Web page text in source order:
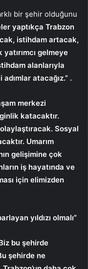
bir şehir olduğunu
yaptıkça Trabzon
istihdam artacak,
gelmeye
alanlarıyla
adımlar atacağız.” .
merkezi
katacaktır.
Sosyal
Umarım
gelişimine çok
iş hayatında ve
için elimizden
yıldızı olmalı”
bu şehirde
şehirde ne